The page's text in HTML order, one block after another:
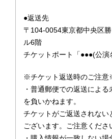
●返送先
〒104-0054東京都中央区
ル6階
チケットポート「●●●(公演
※チケット返送時のご注
・普通郵便での返送によ
を負いかねます。
チケットがご返送されな
ございます。ご注意くださ